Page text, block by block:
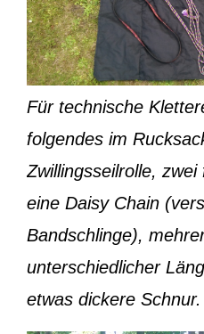
Für technische
folgendes im
Zwillingsseilrolle,
eine Daisy Chain
Bandschlinge),
unterschiedlicher
etwas dickere Schnur.